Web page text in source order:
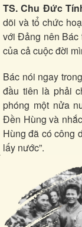
Thể thao
Bóng đá
Lịch thi đấu bóng
Thế giới thể thao
eSports
TS. Chu Đức
dõi và tổ chức
với Đảng nên Bác
của cả cuộc đời
Bác nói ngay
đầu tiên là phải
phóng một nửa
Đền Hùng và
Hùng đã có công
lấy nước”.